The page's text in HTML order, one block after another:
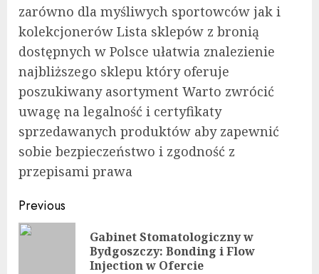
zarówno dla myśliwych sportowców jak i
kolekcjonerów Lista sklepów z bronią
dostępnych w Polsce ułatwia znalezienie
najbliższego sklepu który oferuje
poszukiwany asortyment Warto zwrócić
uwagę na legalność i certyfikaty
sprzedawanych produktów aby zapewnić
sobie bezpieczeństwo i zgodność z
przepisami prawa
Continue
Reading
Previous
Gabinet Stomatologiczny w
Bydgoszczy: Bonding i Flow
Injection w Ofercie